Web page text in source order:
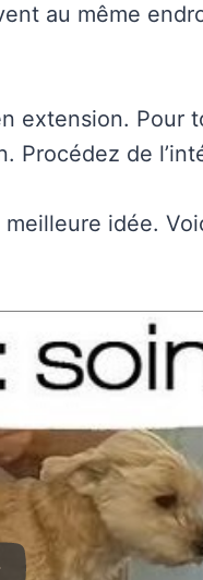
au même
extension. Pour
Procédez de
idée.